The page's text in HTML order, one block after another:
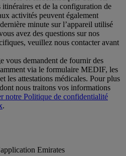
et de la configuration de
activités peuvent également
minute sur l’appareil utilisé
avez des questions sur nos
veuillez nous contacter avant
vous demandent de fournir des
via le formulaire MEDIF, les
les attestations médicales. Pour plus
nous traitons vos informations
notre Politique de confidentialité
.
Emirates